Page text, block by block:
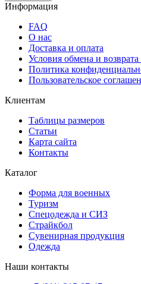
Информация
FAQ
О нас
Доставка и оплата
Условия обмена и возврата
Политика
Пользовательское
Клиентам
Таблицы размеров
Статьи
Карта сайта
Контакты
Каталог
Форма для военных
Туризм
Спецодежда и СИЗ
Страйкбол
Сувенирная продукция
Одежда
Наши контакты